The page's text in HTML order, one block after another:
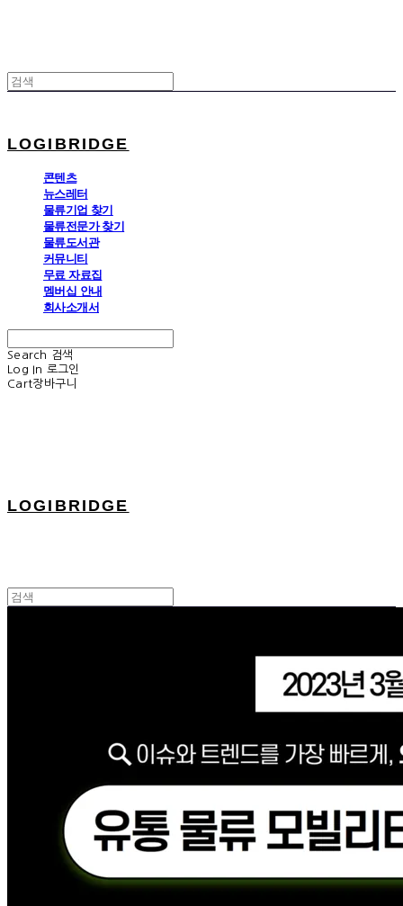
LOGIBRIDGE
콘텐츠
뉴스레터
물류기업 찾기
물류전문가 찾기
물류도서관
커뮤니티
무료 자료집
멤버십 안내
회사소개서
Search
검색
Log In 로그인
Cart장바구니
LOGIBRIDGE